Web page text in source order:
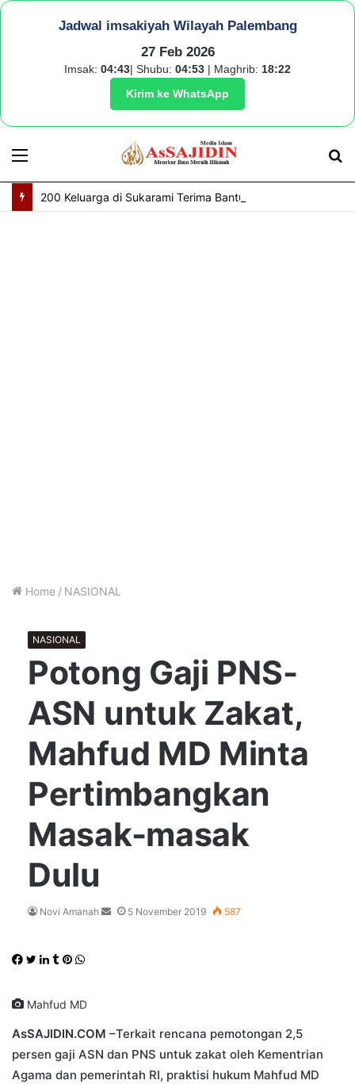
Jadwal imsakiyah Wilayah Palembang
27 Feb 2026
Imsak: 04:43| Shubu: 04:53 | Maghrib: 18:22
Kirim ke WhatsApp
Menu
Home / NASIONAL
NASIONAL
Potong Gaji PNS-
ASN untuk Zakat,
Mahfud MD Minta
Pertimbangkan
Masak-masak
Dulu
Novi Amanah
Send5 November 2019 587
Facebook
Twitter
LinkedIn
TumblrPinterest
WhatsApp
Mahfud MD
AsSAJIDIN.COM –Terkait rencana pemotongan 2,5
persen gaji ASN dan PNS untuk zakat oleh Kementrian
Agama dan pemerintah RI, praktisi hukum Mahfud MD